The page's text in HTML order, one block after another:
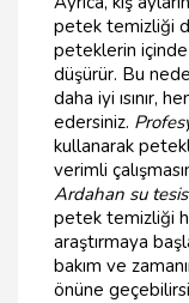
petek temizliği
peteklerin içinde
düşürür. Bu
daha iyi ısınır,
edersiniz.
kullanarak
verimli
Ardahan su
petek temizliği
araştırmaya
bakım ve
önüne